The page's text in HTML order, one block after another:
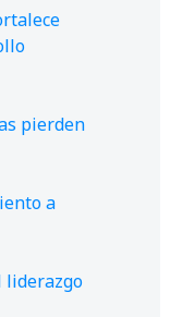
pierden
a
liderazgo